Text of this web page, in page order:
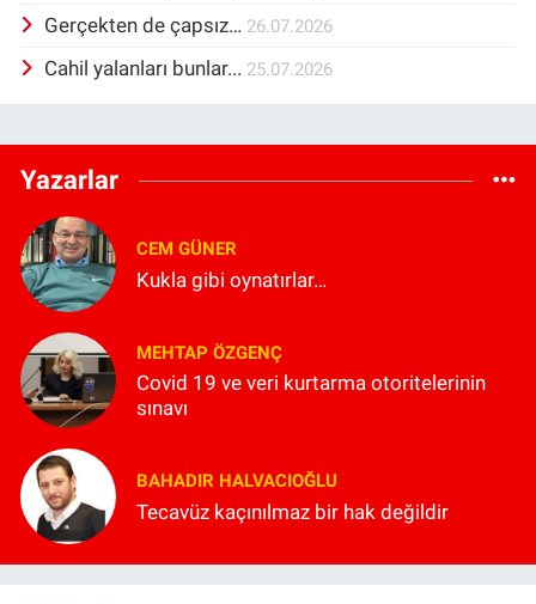
Gerçekten de çapsız… 26.07.2026
Cahil yalanları bunlar... 25.07.2026
Yazarlar
CEM GÜNER
Kukla gibi oynatırlar…
MEHTAP ÖZGENÇ
Covid 19 ve veri kurtarma otoritelerinin
sınavı
BAHADIR HALVACIOĞLU
Tecavüz kaçınılmaz bir hak değildir